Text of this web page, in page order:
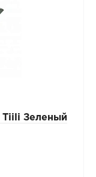
Tiili Зеленый